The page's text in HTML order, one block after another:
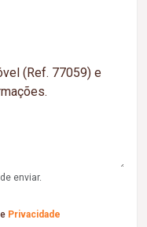
enviar.
e Privacidade